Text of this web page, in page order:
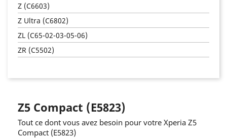
Z (C6603)
Z Ultra (C6802)
ZL (C65-02-03-05-06)
ZR (C5502)
Z5 Compact (E5823)
Tout ce dont vous avez besoin pour votre Xperia Z5
Compact (E5823)